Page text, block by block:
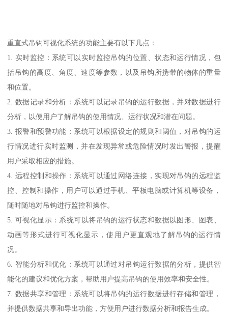
重直式吊钩可视化系统的功能主要有以下几点：
1. 实时监控：系统可以实时监控吊钩的位置、状态和运行情况，包
括吊钩的高度、角度、速度等参数，以及吊钩所携带的物体的重量
和位置。
2. 数据记录和分析：系统可以记录吊钩的运行数据，并对数据进行
分析，以便用户了解吊钩的使用情况、运行状况和潜在问题。
3. 报警和预警功能：系统可以根据设定的规则和阈值，对吊钩的运
行情况进行实时监测，并在发现异常或危险情况时发出警报，提醒
用户采取相应的措施。
4. 远程控制和操作：系统可以通过网络连接，实现对吊钩的远程监
控、控制和操作，用户可以通过手机、平板电脑或计算机等设备，
随时随地对吊钩进行监控和操作。
5. 可视化显示：系统可以将吊钩的运行状态和数据以图形、图表、
动画等形式进行可视化显示，使用户更直观地了解吊钩的运行情
况。
6. 智能分析和优化：系统可以通过对吊钩运行数据的分析，提供智
能化的建议和优化方案，帮助用户提高吊钩的使用效率和安全性。
7. 数据共享和管理：系统可以将吊钩的运行数据进行存储和管理，
并提供数据共享和导出功能，方便用户进行数据分析和报告生成。